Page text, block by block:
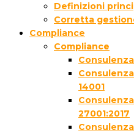
Definizioni
Corretta
Compliance
Compliance
14001
27001:2017